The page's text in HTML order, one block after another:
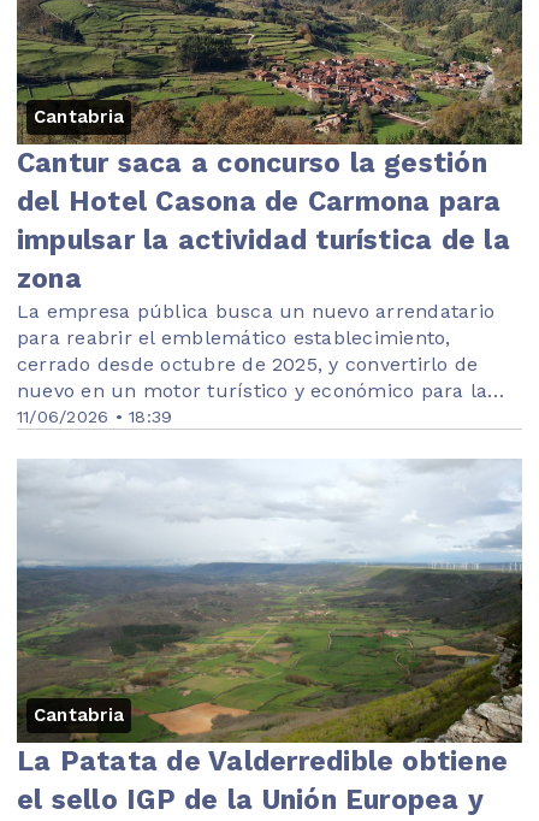
Cantabria
11/06/2026 • 18:39
Cantur saca a concurso la gestión
del Hotel Casona de Carmona para
impulsar la actividad turística de la
zona
La empresa pública busca un nuevo arrendatario
para reabrir el emblemático establecimiento,
cerrado desde octubre de 2025, y convertirlo de
nuevo en un motor turístico y económico para la
comarca.
Cantabria
La Patata de Valderredible obtiene
el sello IGP de la Unión Europea y